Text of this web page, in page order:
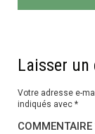
Laisser
Votre adresse e-
indiqués avec *
COMMENTAIRE